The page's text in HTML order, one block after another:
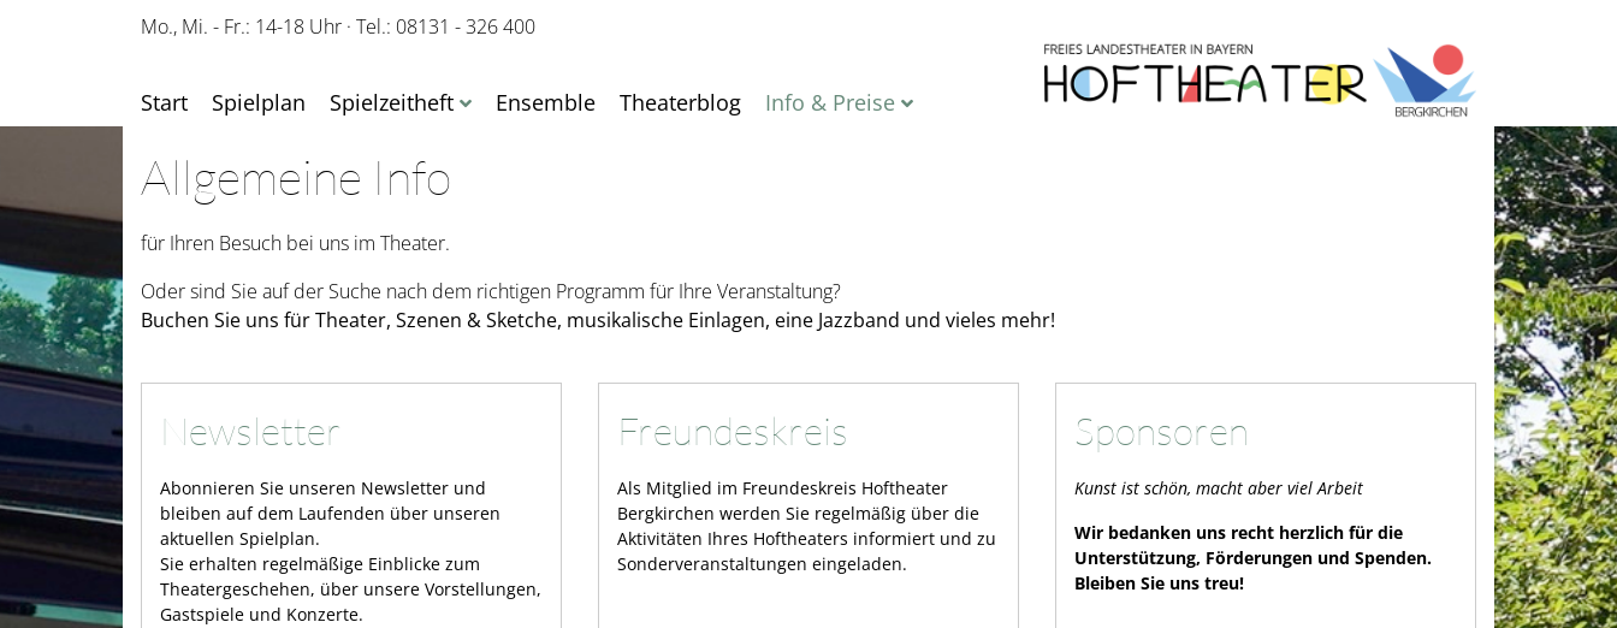
Mo., Mi. - Fr.: 14-18 Uhr · Tel.: 08131 - 326 400
Start Spielplan Spielzeitheft Ensemble Theaterblog Info & Preise
Allgemeine Info
für Ihren Besuch bei uns im Theater.
Oder sind Sie auf der Suche nach dem richtigen Programm für Ihre Veranstaltung?
Buchen Sie uns für Theater, Szenen & Sketche, musikalische Einlagen, eine Jazzband und vieles mehr!
Newsletter
Abonnieren Sie unseren Newsletter und
bleiben auf dem Laufenden über unseren
aktuellen Spielplan.
Sie erhalten regelmäßige Einblicke zum
Theatergeschehen, über unsere Vorstellungen,
Gastspiele und Konzerte.
Freundeskreis
Als Mitglied im Freundeskreis Hoftheater
Bergkirchen werden Sie regelmäßig über die
Aktivitäten Ihres Hoftheaters informiert und zu
Sonderveranstaltungen eingeladen.
Sponsoren
Kunst ist schön, macht aber viel Arbeit
Wir bedanken uns recht herzlich für die
Unterstützung, Förderungen und Spenden.
Bleiben Sie uns treu!
Bild